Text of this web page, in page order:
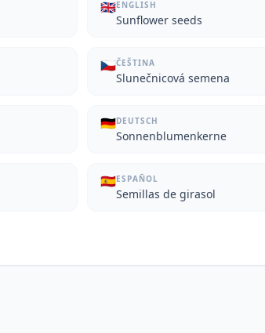
🇬🇧ENGLISH
Sunflower seeds
🇨🇿ČEŠTINA
Slunečnicová semena
🇩🇪DEUTSCH
Sonnenblumenkerne
🇪🇸ESPAÑOL
Semillas de girasol